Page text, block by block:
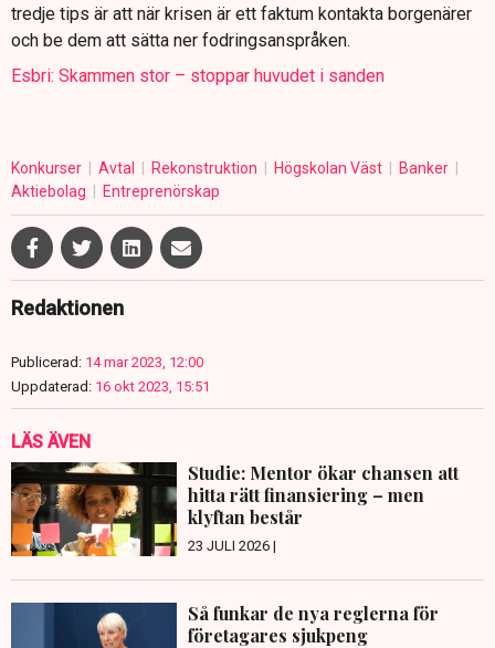
tredje tips är att när krisen är ett faktum kontakta borgenärer
och be dem att sätta ner fodringsanspråken.
Esbri: Skammen stor – stoppar huvudet i sanden
Konkurser Avtal Rekonstruktion Högskolan Väst
Banker
Aktiebolag
Entreprenörskap
Redaktionen
Publicerad: 14 mar 2023, 12:00
Uppdaterad: 16 okt 2023, 15:51
LÄS ÄVEN
Studie: Mentor ökar chansen att
hitta rätt finansiering – men
klyftan består
23 JULI 2026 |
Så funkar de nya reglerna för
företagares sjukpeng